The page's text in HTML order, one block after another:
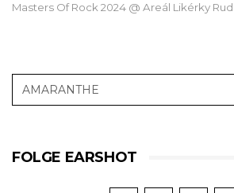
Masters Of Rock 2024 @ Areál Likérky
FOLGE EARSHOT